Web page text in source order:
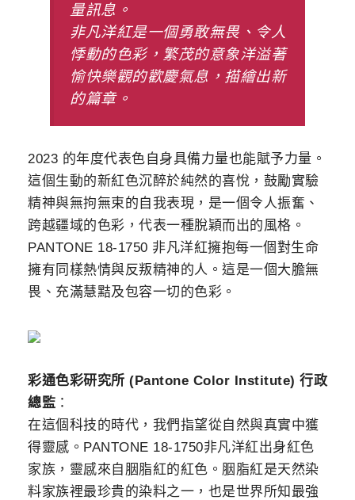
量訊息。
非凡洋紅是一個勇敢無畏、令人
悸動的色彩，繁茂的意象洋溢著
愉快樂觀的歡慶氣息，描繪出新
的篇章。
2023 的年度代表色自身具備力量也能賦予力量。
這個生動的新紅色沉醉於純然的喜悅，鼓勵實驗
精神與無拘無束的自我表現，是一個令人振奮、
跨越疆域的色彩，代表一種脫穎而出的風格。
PANTONE 18-1750 非凡洋紅擁抱每一個對生命
擁有同樣熱情與反叛精神的人。這是一個大膽無
畏、充滿慧黠及包容一切的色彩。
彩通色彩研究所 (Pantone Color Institute) 行政
總監 ：
在這個科技的時代，我們指望從自然與真實中獲
得靈感。PANTONE 18-1750非凡洋紅出身紅色
家族，靈感來自胭脂紅的紅色。胭脂紅是天然染
料家族裡最珍貴的染料之一，也是世界所知最強